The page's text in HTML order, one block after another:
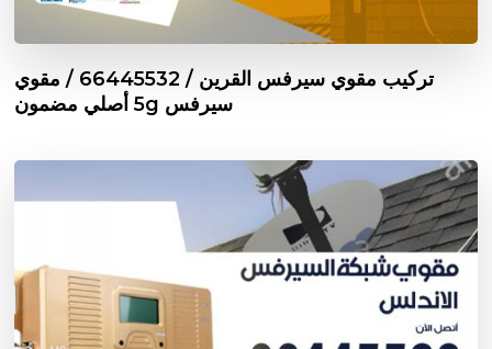
تركيب مقوي سيرفس القرين / 66445532 / مقوي
سيرفس 5g أصلي مضمون